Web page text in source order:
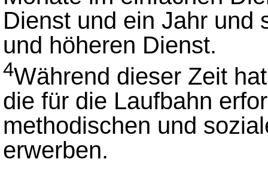
Dienst und ein Jahr und
und höheren Dienst.
4Während dieser Zeit
die für die Laufbahn
methodischen und
erwerben.